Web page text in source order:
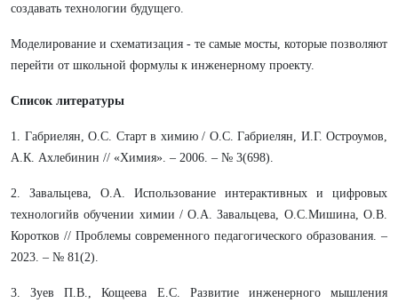
создавать технологии будущего.
Моделирование и схематизация - те самые мосты, которые позволяют
перейти от школьной формулы к инженерному проекту.
Список литературы
1. Габриелян, О.С. Старт в химию / О.С. Габриелян, И.Г. Остроумов,
А.К. Ахлебинин // «Химия». – 2006. – № 3(698).
2. Завальцева, О.А. Использование интерактивных и цифровых
технологийв обучении химии / О.А. Завальцева, О.С.Мишина, О.В.
Коротков // Проблемы современного педагогического образования. –
2023. – № 81(2).
3. Зуев П.В., Кощеева Е.С. Развитие инженерного мышления